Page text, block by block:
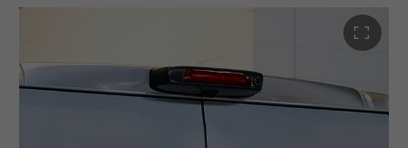
konzipiert